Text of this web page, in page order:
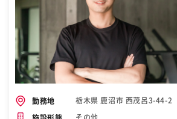
勤務地 栃木県 鹿沼市 西茂呂3-44-2
その他